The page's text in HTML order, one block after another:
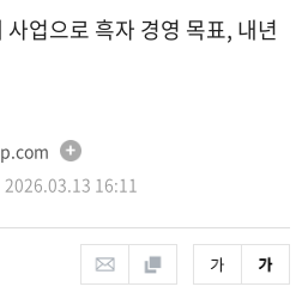
업으로 흑자 경영 목표, 내년
16:11